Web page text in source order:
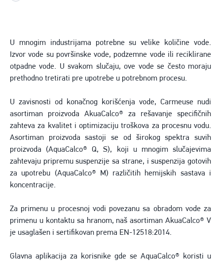
U mnogim industrijama potrebne su velike količine vode.
Izvor vode su površinske vode, podzemne vode ili reciklirane
otpadne vode. U svakom slučaju, ove vode se često moraju
prethodno tretirati pre upotrebe u potrebnom procesu.
U zavisnosti od konačnog korišćenja vode, Carmeuse nudi
asortiman proizvoda AkuaCalco® za rešavanje specifičnih
zahteva za kvalitet i optimizaciju troškova za procesnu vodu.
Asortiman proizvoda sastoji se od širokog spektra suvih
proizvoda (AquaCalco® Q, S), koji u mnogim slučajevima
zahtevaju pripremu suspenzije sa strane, i suspenzija gotovih
za upotrebu (AquaCalco® M) različitih hemijskih sastava i
koncentracije.
Za primenu u procesnoj vodi povezanu sa obradom vode za
primenu u kontaktu sa hranom, naš asortiman AkuaCalco® V
je usaglašen i sertifikovan prema EN-12518:2014.
Glavna aplikacija za korisnike gde se AquaCalco® koristi u